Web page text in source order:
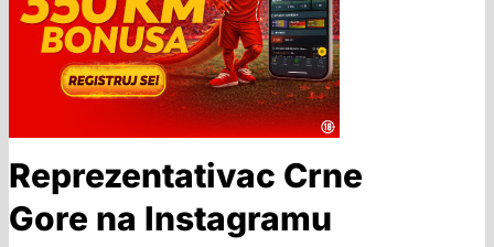
Reprezentativac Crne
Gore na Instagramu